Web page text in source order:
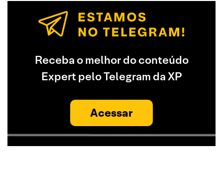
Receba o melhor do conteúdo
Expert pelo Telegram da XP
Acessar